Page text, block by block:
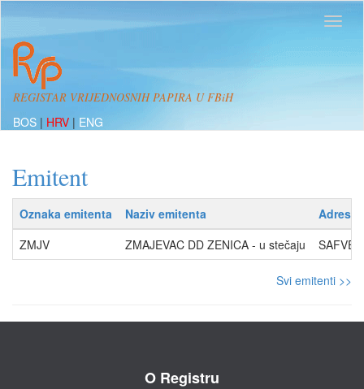
REGISTAR VRIJEDNOSNIH PAPIRA U FBiH
BOS | HRV | ENG
Emitent
Oznaka emitenta Naziv emitenta
Adresa
ZMJV
ZMAJEVAC DD ZENICA - u stečaju
Svi emitenti >>
O Registru